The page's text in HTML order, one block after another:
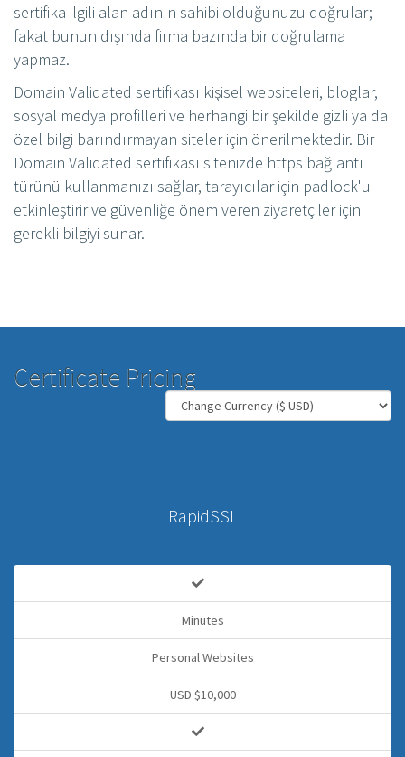
sertifika ilgili alan adının sahibi olduğunuzu doğrular;
fakat bunun dışında firma bazında bir doğrulama
yapmaz.
Domain Validated sertifikası kişisel websiteleri, bloglar,
sosyal medya profilleri ve herhangi bir şekilde gizli ya da
özel bilgi barındırmayan siteler için önerilmektedir. Bir
Domain Validated sertifikası sitenizde https bağlantı
türünü kullanmanızı sağlar, tarayıcılar için padlock'u
etkinleştirir ve güvenliğe önem veren ziyaretçiler için
gerekli bilgiyi sunar.
Certificate Pricing
RapidSSL
Minutes
Personal Websites
USD $10,000